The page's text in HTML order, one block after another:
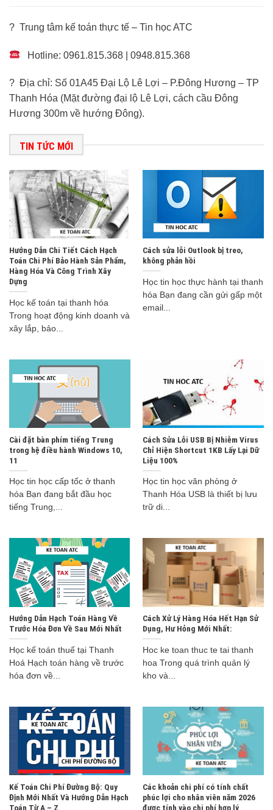
? Trung tâm kế toán thực tế – Tin học ATC
Hotline: 0961.815.368 | 0948.815.368
? Địa chỉ: Số 01A45 Đại Lộ Lê Lợi – P.Đông Hương – TP
Thanh Hóa (Mặt đường đại lộ Lê Lợi, cách cầu Đông
Hương 300m về hướng Đông).
TIN TỨC MỚI
Hướng Dẫn Chi Tiết Cách Hạch
Toán Chi Phí Bảo Hành Sản Phẩm,
Hàng Hóa Và Công Trình Xây
Dựng
Học kế toán tại thanh hóa
Trong hoạt động kinh doanh và
xây lắp, bảo...
Cách sửa lỗi Outlook bị treo,
không phản hồi
Học tin học thực hành tại thanh
hóa Bạn đang cần gửi gấp một
email...
Cài đặt bàn phím tiếng Trung
trong hệ điều hành Windows 10,
11
Học tin học cấp tốc ở thanh
hóa Bạn đang bắt đầu học
tiếng Trung,...
Cách Sửa Lỗi USB Bị Nhiễm Virus
Chỉ Hiện Shortcut 1KB Lấy Lại Dữ
Liệu 100%
Học tin học văn phòng ở
Thanh Hóa USB là thiết bị lưu
trữ di...
Hướng Dẫn Hạch Toán Hàng Về
Trước Hóa Đơn Về Sau Mới Nhất
Học kế toán thuế tại Thanh
Hoá Hạch toán hàng về trước
hóa đơn về...
Cách Xử Lý Hàng Hóa Hết Hạn Sử
Dụng, Hư Hỏng Mới Nhất:
Hoc ke toan thuc te tai thanh
hoa Trong quá trình quản lý
kho và...
Kế Toán Chi Phí Đường Bộ: Quy
Định Mới Nhất Và Hướng Dẫn Hạch
Toán Từ A – Z
Các khoản chi phí có tính chất
phúc lợi cho nhân viên năm 2026
được tính vào chi phí hợp lý